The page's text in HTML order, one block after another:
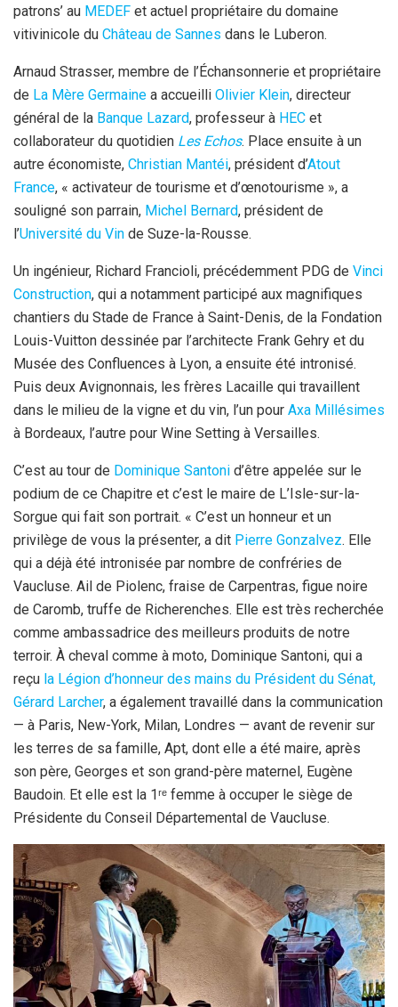
patrons’ au MEDEF et actuel propriétaire du domaine
vitivinicole du Château de Sannes dans le Luberon.
Arnaud Strasser, membre de l’Échansonnerie et propriétaire
de La Mère Germaine a accueilli Olivier Klein, directeur
général de la Banque Lazard, professeur à HEC et
collaborateur du quotidien Les Echos. Place ensuite à un
autre économiste, Christian Mantéi, président d’Atout
France, « activateur de tourisme et d’œnotourisme », a
souligné son parrain, Michel Bernard, président de
l’Université du Vin de Suze-la-Rousse.
Un ingénieur, Richard Francioli, précédemment PDG de Vinci
Construction, qui a notamment participé aux magnifiques
chantiers du Stade de France à Saint-Denis, de la Fondation
Louis-Vuitton dessinée par l’architecte Frank Gehry et du
Musée des Confluences à Lyon, a ensuite été intronisé.
Puis deux Avignonnais, les frères Lacaille qui travaillent
dans le milieu de la vigne et du vin, l’un pour Axa Millésimes
à Bordeaux, l’autre pour Wine Setting à Versailles.
C’est au tour de Dominique Santoni d’être appelée sur le
podium de ce Chapitre et c’est le maire de L’Isle-sur-la-
Sorgue qui fait son portrait. « C’est un honneur et un
privilège de vous la présenter, a dit Pierre Gonzalvez. Elle
qui a déjà été intronisée par nombre de confréries de
Vaucluse. Ail de Piolenc, fraise de Carpentras, figue noire
de Caromb, truffe de Richerenches. Elle est très recherchée
comme ambassadrice des meilleurs produits de notre
terroir. À cheval comme à moto, Dominique Santoni, qui a
reçu la Légion d’honneur des mains du Président du Sénat,
Gérard Larcher, a également travaillé dans la communication
— à Paris, New-York, Milan, Londres — avant de revenir sur
les terres de sa famille, Apt, dont elle a été maire, après
son père, Georges et son grand-père maternel, Eugène
Baudoin. Et elle est la 1ʳᵉ femme à occuper le siège de
Présidente du Conseil Départemental de Vaucluse.